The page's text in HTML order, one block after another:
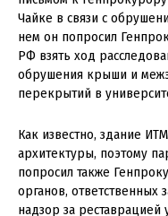
Чайке в связи с
нем он попросил
РФ взять ход
обрушения крыши и
перекрытий в
Как известно, здание
архитектуры, поэтому
попросил также
органов, ответственных
надзор за